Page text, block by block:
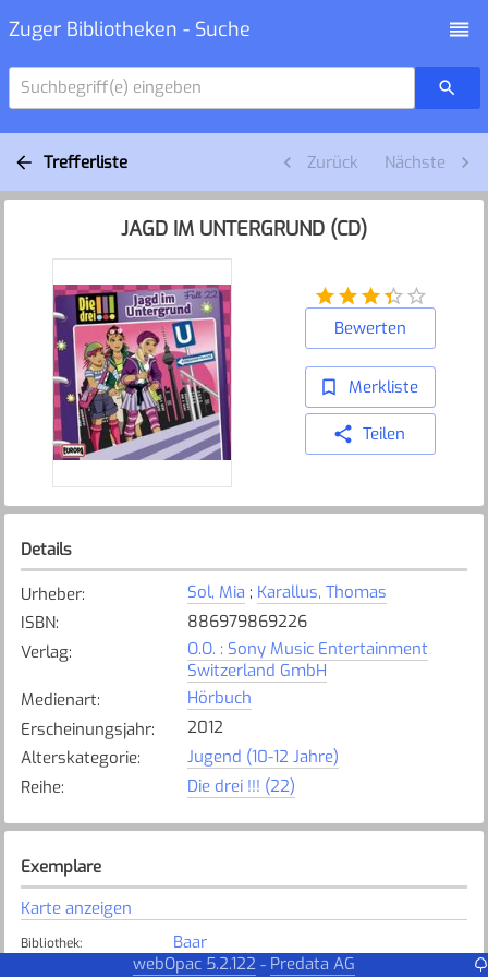
Zuger Bibliotheken - Suche
Suchbegriff(e) eingeben
Trefferliste Zurück Nächste
JAGD IM UNTERGRUND (CD)
Bewerten
Merkliste
Teilen
Details
Urheber: Sol, Mia ; Karallus, Thomas
ISBN:
886979869226
Verlag:
O.O. : Sony Music Entertainment
Switzerland GmbH
Medienart:
Hörbuch
Erscheinungsjahr:
2012
Alterskategorie:
Jugend (10-12 Jahre)
Reihe: Die drei !!! (22)
Exemplare
Karte anzeigen
Bibliothek: Baar
Verfügbar
webOpac 5.2.122 - Predata AG